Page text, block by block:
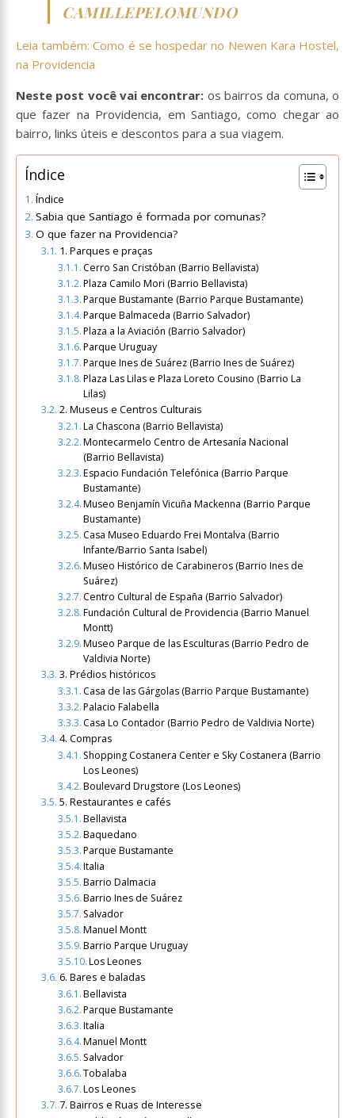
CAMILLEPELOMUNDO
Leia também: Como é se hospedar no Newen Kara Hostel,
na Providencia
Neste post você vai encontrar: os bairros da comuna, o
que fazer na Providencia, em Santiago, como chegar ao
bairro, links úteis e descontos para a sua viagem.
Índice
Índice
Sabia que Santiago é formada por comunas?
O que fazer na Providencia?
1. Parques e praças
Cerro San Cristóban (Barrio Bellavista)
Plaza Camilo Mori (Barrio Bellavista)
Parque Bustamante (Barrio Parque Bustamante)
Parque Balmaceda (Barrio Salvador)
Plaza a la Aviación (Barrio Salvador)
Parque Uruguay
Parque Ines de Suárez (Barrio Ines de Suárez)
Plaza Las Lilas e Plaza Loreto Cousino (Barrio La
Lilas)
2. Museus e Centros Culturais
La Chascona (Barrio Bellavista)
Montecarmelo Centro de Artesanía Nacional
(Barrio Bellavista)
Espacio Fundación Telefónica (Barrio Parque
Bustamante)
Museo Benjamín Vicuña Mackenna (Barrio Parque
Bustamante)
Casa Museo Eduardo Frei Montalva (Barrio
Infante/Barrio Santa Isabel)
Museo Histórico de Carabineros (Barrio Ines de
Suárez)
Centro Cultural de España (Barrio Salvador)
Fundación Cultural de Providencia (Barrio Manuel
Montt)
Museo Parque de las Esculturas (Barrio Pedro de
Valdivia Norte)
3. Prédios históricos
Casa de las Gárgolas (Barrio Parque Bustamante)
Palacio Falabella
Casa Lo Contador (Barrio Pedro de Valdivia Norte)
4. Compras
Shopping Costanera Center e Sky Costanera (Barrio
Los Leones)
Boulevard Drugstore (Los Leones)
5. Restaurantes e cafés
Bellavista
Baquedano
Parque Bustamante
Italia
Barrio Dalmacia
Barrio Ines de Suárez
Salvador
Manuel Montt
Barrio Parque Uruguay
Los Leones
6. Bares e baladas
Bellavista
Parque Bustamante
Italia
Manuel Montt
Salvador
Tobalaba
Los Leones
7. Bairros e Ruas de Interesse